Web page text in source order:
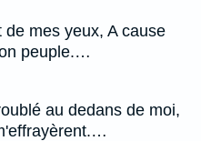
mes yeux, A cause
peuple.…
au dedans de moi,